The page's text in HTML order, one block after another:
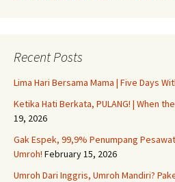
Recent Posts
Lima Hari Bersama Mama | Five Days
Ketika Hati Berkata, PULANG! | When
19, 2026
Gak Espek, 99,9% Penumpang
Umroh! February 15, 2026
Umroh Dari Inggris, Umroh Mandiri?